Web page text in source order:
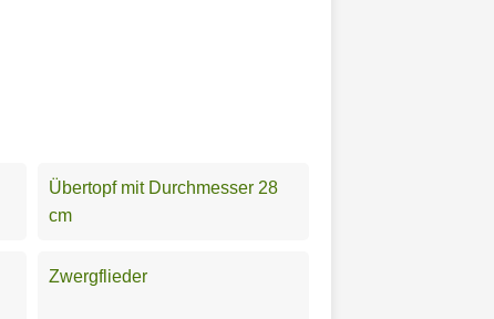
Übertopf mit Durchmesser 28
cm
Zwergflieder